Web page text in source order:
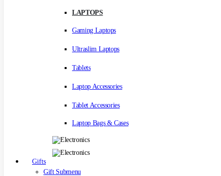
LAPTOPS
Gaming Laptops
Ultraslim Laptops
Tablets
Laptop Accessories
Tablet Accessories
Laptop Bags & Cases
Gifts
Gift Submenu